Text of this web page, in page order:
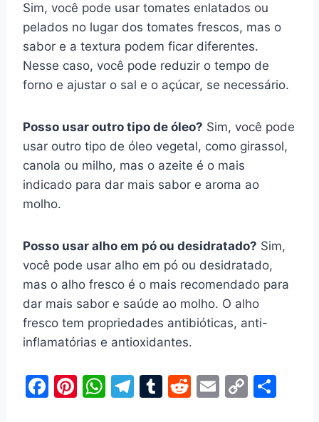
Sim, você pode usar tomates enlatados ou
pelados no lugar dos tomates frescos, mas o
sabor e a textura podem ficar diferentes.
Nesse caso, você pode reduzir o tempo de
forno e ajustar o sal e o açúcar, se necessário.
Posso usar outro tipo de óleo? Sim, você pode
usar outro tipo de óleo vegetal, como girassol,
canola ou milho, mas o azeite é o mais
indicado para dar mais sabor e aroma ao
molho.
Posso usar alho em pó ou desidratado? Sim,
você pode usar alho em pó ou desidratado,
mas o alho fresco é o mais recomendado para
dar mais sabor e saúde ao molho. O alho
fresco tem propriedades antibióticas, anti-
inflamatórias e antioxidantes.
F
Pi W T
T
R
E
C